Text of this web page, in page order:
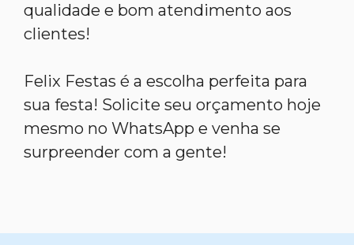
qualidade e bom atendimento aos
clientes!
Felix Festas é a escolha perfeita para
sua festa! Solicite seu orçamento hoje
mesmo no WhatsApp e venha se
surpreender com a gente!